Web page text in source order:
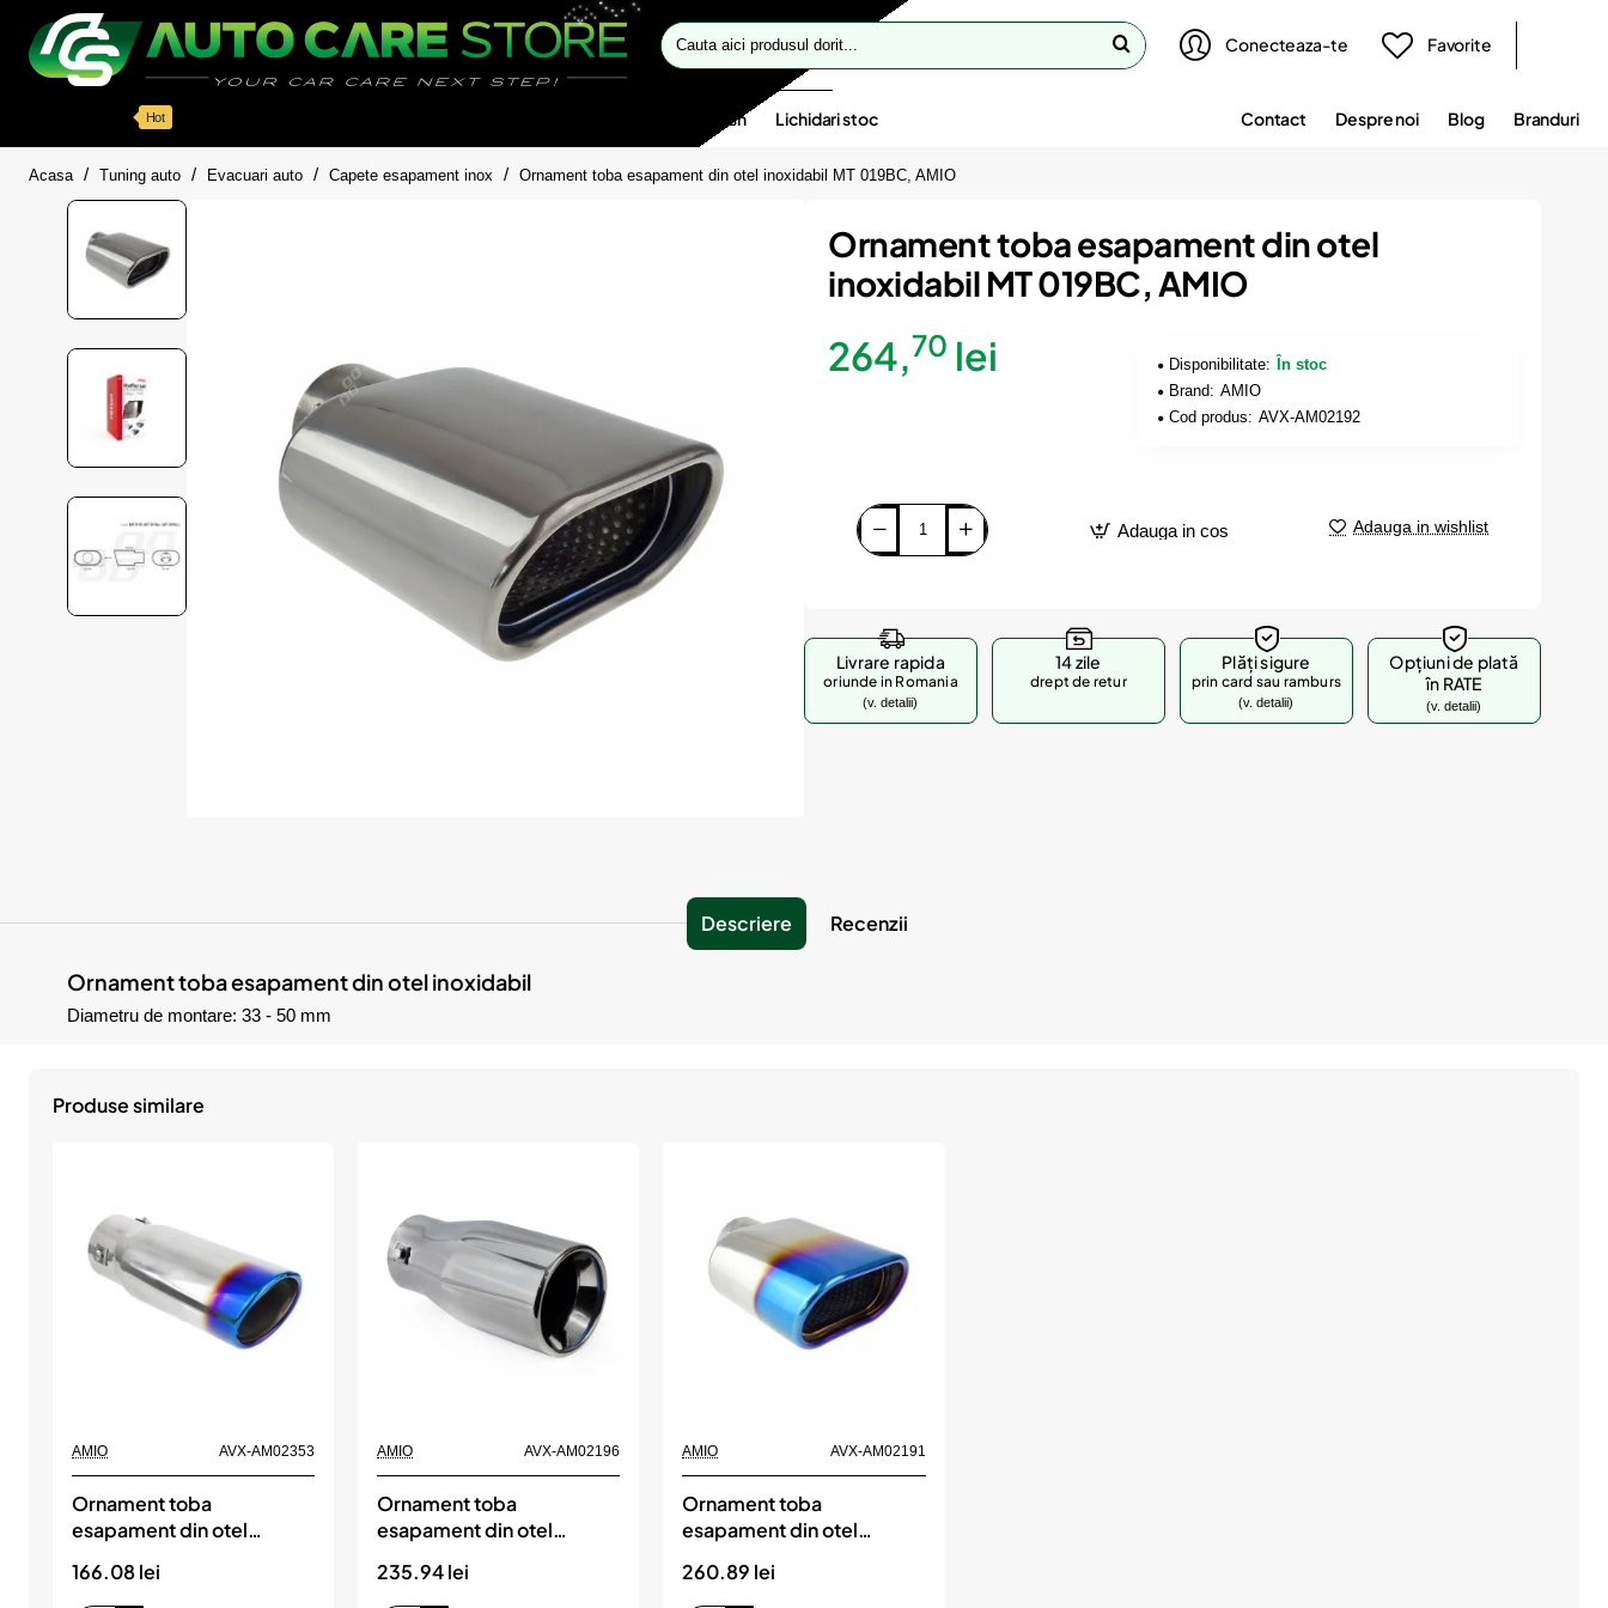
Cauta
aici
Conecteaza-te Favorite
Hot Oferte flash Lichidari stoc Contact Despre noi Blog Branduri
Acasa homeTuning auto Evacuari auto Capete esapament inox Ornament toba esapament din otel inoxidabil MT 019BC, AMIO
Ornament toba esapament din otel
inoxidabil MT 019BC, AMIO
264,70 lei Disponibilitate:
În stoc
Brand: AMIO
Cod produs: AVX-AM02192
Adauga in cos Adauga in wishlist
Livrare rapida
oriunde in Romania
(v. detalii)
14 zile
drept de retur
Plăți sigure
prin card sau ramburs
(v. detalii)
Opțiuni de plată
în RATE
(v. detalii)
Descriere Recenzii
Ornament toba esapament din otel inoxidabil
Diametru de montare: 33 - 50 mm
Produse similare
AMIO AVX-AM02353
Ornament toba
esapament din otel
166.08 lei
AMIO AVX-AM02196
Ornament toba
esapament din otel
AMIO
235.94 lei
AMIO AVX-AM02191
Ornament toba
esapament din otel
AMIO
260.89 lei